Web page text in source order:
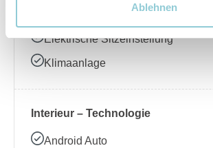
Ablehnen
Ambientebeleuchtung
Elektrische Sitzeinstellung
Klimaanlage
Interieur – Technologie
Android Auto